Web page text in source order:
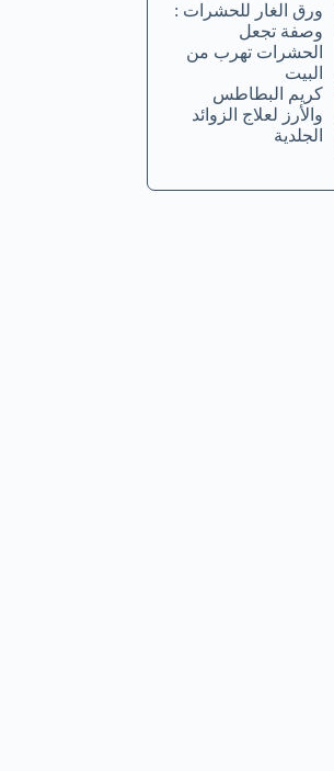
ورق الغار للحشرات :
وصفة تجعل
الحشرات تهرب من
البيت
كريم البطاطس
والأرز لعلاج الزوائد
الجلدية